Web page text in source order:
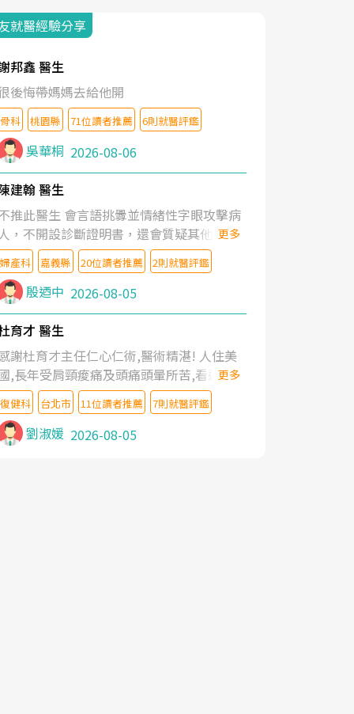
就醫經驗分享
邦鑫 醫生
後悔帶媽媽去給他開
骨科 桃園縣 71位讀者推薦 6則就醫評鑑
吳華桐 2026-08-06
建翰 醫生
推此醫生 會言語挑釁並情緒性字眼攻擊病
，不開設診斷證明書，還會質疑其他醫生
判斷！
更多
婦產科 嘉義縣 20位讀者推薦 2則就醫評鑑
殷迺中 2026-08-05
育才 醫生
謝杜育才主任仁心仁術,醫術精湛! 人住美
,長年受肩頸痠痛及頭痛頭暈所苦,看遍名醫
授,做了各種檢查,也嘗試過西醫打針,中醫
灸及物理徒手治療都沒有用,後來連吃到嗎
類止痛藥都效果有限,只是壓症狀,沒多久就
起來,多年失眠嚴重影響生活品質. 台灣親
更多
復健科 台北市 11位讀者推薦 7則就醫評鑑
劉淑媛 2026-08-05